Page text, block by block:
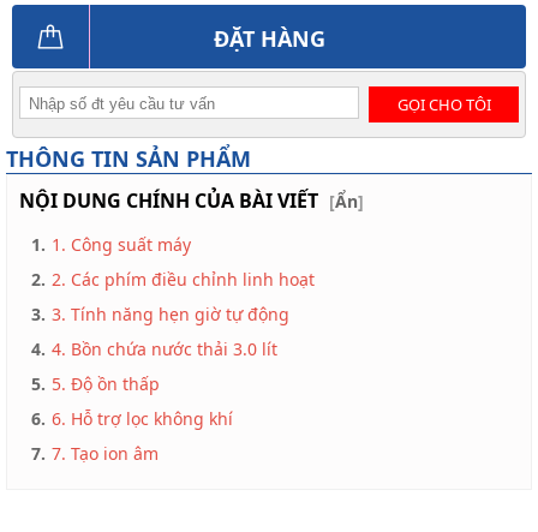
ĐẶT HÀNG
GỌI CHO TÔI
THÔNG TIN SẢN PHẨM
NỘI DUNG CHÍNH CỦA BÀI VIẾT [Ẩn]
1. 1. Công suất máy
2. 2. Các phím điều chỉnh linh hoạt
3. 3. Tính năng hẹn giờ tự động
4. 4. Bồn chứa nước thải 3.0 lít
5. 5. Độ ồn thấp
6. 6. Hỗ trợ lọc không khí
7. 7. Tạo ion âm